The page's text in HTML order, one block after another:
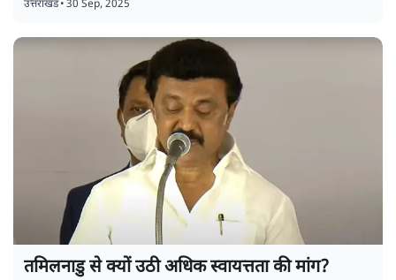
उत्तराखंड•30 Sep, 2025
तमिलनाडु से क्यों उठी अधिक स्वायत्तता की मांग?